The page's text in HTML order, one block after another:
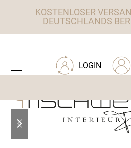
KOSTENLOSER
DEUTSCHLANDS
LOGIN
mobile
mobile
slide
slide